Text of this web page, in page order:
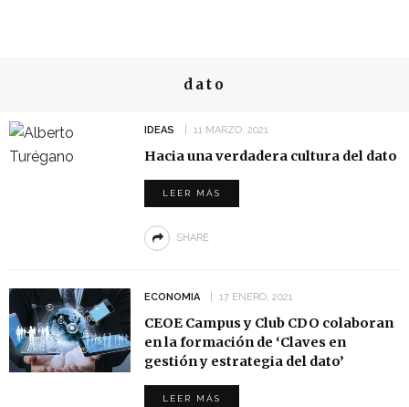
dato
IDEAS 11 MARZO, 2021
Hacia una verdadera cultura del dato
LEER MÁS
SHARE
ECONOMIA 17 ENERO, 2021
CEOE Campus y Club CDO colaboran
en la formación de ‘Claves en
gestión y estrategia del dato’
LEER MÁS